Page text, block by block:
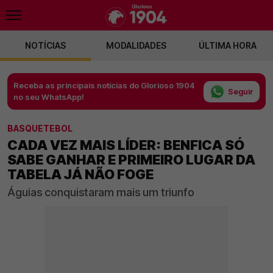
NOTÍCIAS MODALIDADES ÚLTIMA HORA
Receba as principais notícias do Glorioso 1904
no seu WhatsApp!
Seguir
BASQUETEBOL
CADA VEZ MAIS LÍDER: BENFICA SÓ
SABE GANHAR E PRIMEIRO LUGAR DA
TABELA JÁ NÃO FOGE
Águias conquistaram mais um triunfo